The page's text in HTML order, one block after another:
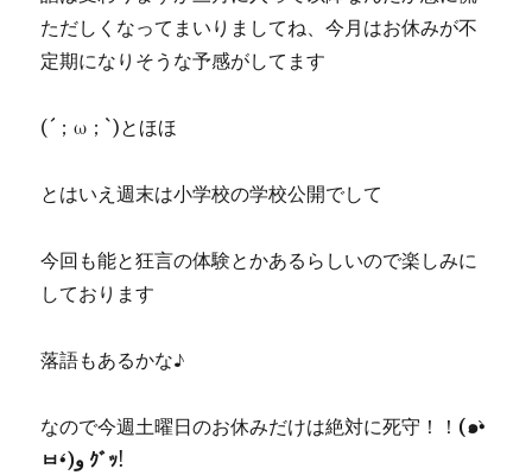
ただしくなってまいりましてね、今月はお休みが不
定期になりそうな予感がしてます
(´；ω；`)とほほ
とはいえ週末は小学校の学校公開でして
今回も能と狂言の体験とかあるらしいので楽しみに
しております
落語もあるかな♪
なので今週土曜日のお休みだけは絶対に死守！！ (๑•̀
ㅂ•́ )و ｸﾞｯ!